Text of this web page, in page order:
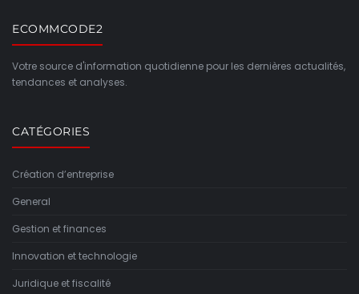
ECOMMCODE2
Votre source d'information quotidienne pour les dernières actualités,
tendances et analyses.
CATÉGORIES
Création d’entreprise
General
Gestion et finances
Innovation et technologie
Juridique et fiscalité